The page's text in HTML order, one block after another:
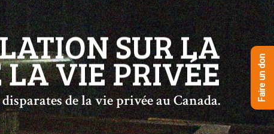
SUR LA
LA VIE PRIVÉE
de la vie privée au Canada. Faire un don